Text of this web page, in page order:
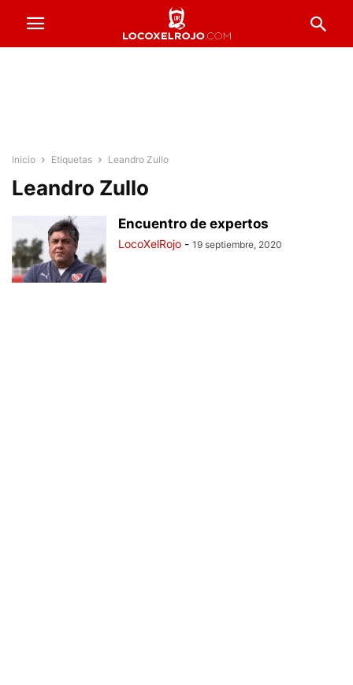
Inicio Etiquetas Leandro Zullo
Leandro Zullo
Encuentro de expertos
LocoXelRojo - 19 septiembre, 2020